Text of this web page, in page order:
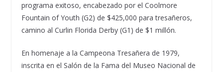
programa exitoso, encabezado por el Coolmore
Fountain of Youth (G2) de $425,000 para tresañeros,
camino al Curlin Florida Derby (G1) de $1 millón.
En homenaje a la Campeona Tresañera de 1979,
inscrita en el Salón de la Fama del Museo Nacional de